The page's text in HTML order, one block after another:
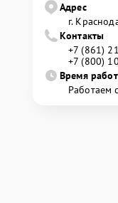
Адрес
г.
Контакты
+7 (861)
+7 (800)
Время
Работаем